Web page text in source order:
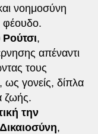
νοημοσύνη
φέουδο.
,
απέναντι
τους
γονείς, δίπλα
ζωής.
την
,